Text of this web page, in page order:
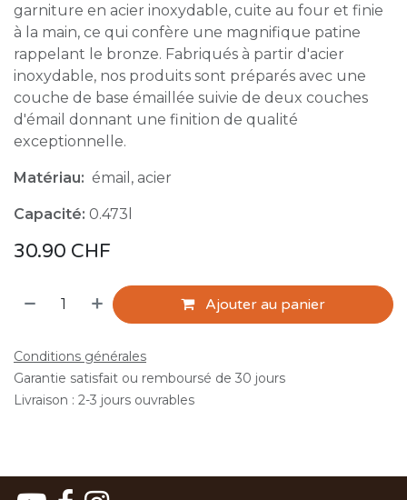
garniture en acier inoxydable, cuite au four et finie
à la main, ce qui confère une magnifique patine
rappelant le bronze. Fabriqués à partir d'acier
inoxydable, nos produits sont préparés avec une
couche de base émaillée suivie de deux couches
d'émail donnant une finition de qualité
exceptionnelle.
Matériau: émail, acier
Capacité: 0.473l
30.90 CHF
Ajouter au panier
Conditions générales
Garantie satisfait ou remboursé de 30 jours
Livraison : 2-3 jours ouvrables